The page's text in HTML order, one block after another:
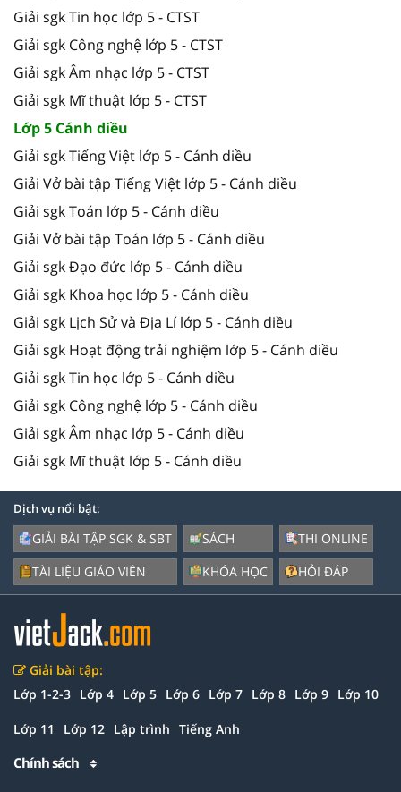
Giải sgk Tin học lớp 5 - CTST
Giải sgk Công nghệ lớp 5 - CTST
Giải sgk Âm nhạc lớp 5 - CTST
Giải sgk Mĩ thuật lớp 5 - CTST
Lớp 5 Cánh diều
Giải sgk Tiếng Việt lớp 5 - Cánh diều
Giải Vở bài tập Tiếng Việt lớp 5 - Cánh diều
Giải sgk Toán lớp 5 - Cánh diều
Giải Vở bài tập Toán lớp 5 - Cánh diều
Giải sgk Đạo đức lớp 5 - Cánh diều
Giải sgk Khoa học lớp 5 - Cánh diều
Giải sgk Lịch Sử và Địa Lí lớp 5 - Cánh diều
Giải sgk Hoạt động trải nghiệm lớp 5 - Cánh diều
Giải sgk Tin học lớp 5 - Cánh diều
Giải sgk Công nghệ lớp 5 - Cánh diều
Giải sgk Âm nhạc lớp 5 - Cánh diều
Giải sgk Mĩ thuật lớp 5 - Cánh diều
Dịch vụ nổi bật:
GIẢI BÀI TẬP SGK & SBT
TÀI LIỆU GIÁO VIÊN
SÁCH
KHÓA HỌC
THI ONLINE
HỎI ĐÁP
Giải bài tập:
Lớp 1-2-3 Lớp 4 Lớp 5 Lớp 6 Lớp 7 Lớp 8 Lớp 9 Lớp 10
Lớp 11 Lớp 12 Lập trình Tiếng Anh
Chính sách